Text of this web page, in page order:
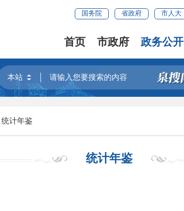
国务院 省政府 市人大
首页 市政府 政务公开
统计年鉴
统计年鉴